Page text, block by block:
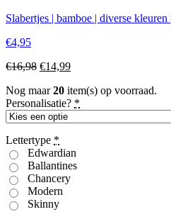
Slabertjes | bamboe | diverse kleuren
€4,95
€16,98 Oorspronkelijke
was:
€16,98.
€14,99Huidige
is:
€14,99.
Nog maar20 item(s) op voorraad.
Personalisatie? *
Lettertype *
Edwardian
Ballantines
Chancery
Modern
Skinny